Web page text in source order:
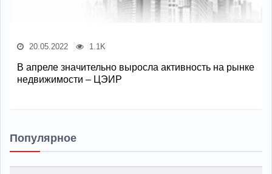
20.05.2022 1.1K
В апреле значительно выросла активность на рынке
недвижимости – ЦЭИР
Популярное